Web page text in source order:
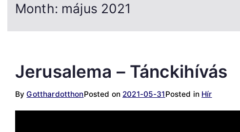
Month: május 2021
Jerusalema – Tánckihívás
ByGotthardotthonPosted on 2021-05-31Posted in Hír